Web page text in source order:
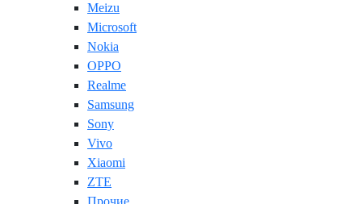
Meizu
Microsoft
Nokia
OPPO
Realme
Samsung
Sony
Vivo
Xiaomi
ZTE